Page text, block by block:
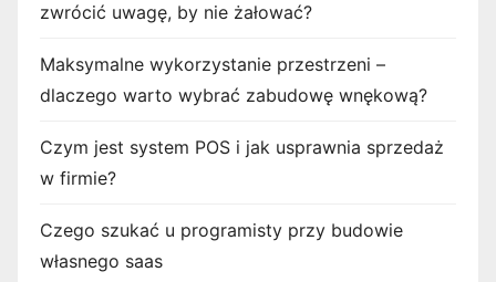
zwrócić uwagę, by nie żałować?
Maksymalne wykorzystanie przestrzeni –
dlaczego warto wybrać zabudowę wnękową?
Czym jest system POS i jak usprawnia sprzedaż
w firmie?
Czego szukać u programisty przy budowie
własnego saas